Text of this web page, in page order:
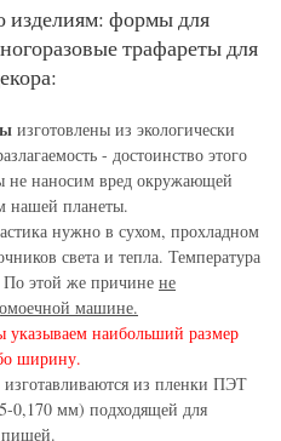
формы для
трафареты для
изготовлены из экологически
- достоинство этого
не наносим вред окружающей
нашей планеты.
нужно в сухом, прохладном
света и тепла. Температура
этой же причине не
машине.
наибольший размер
ширину.
изготавливаются из пленки ПЭТ
мм) подходящей для
пищей.